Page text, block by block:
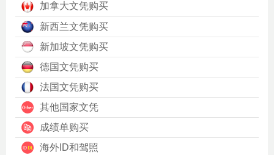
加拿大文凭购买
新西兰文凭购买
新加坡文凭购买
德国文凭购买
法国文凭购买
其他国家文凭
成绩单购买
海外ID和驾照